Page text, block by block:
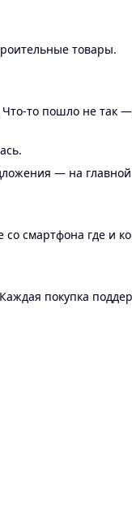
товары.
то пошло не так
— на
смартфона где и
покупка